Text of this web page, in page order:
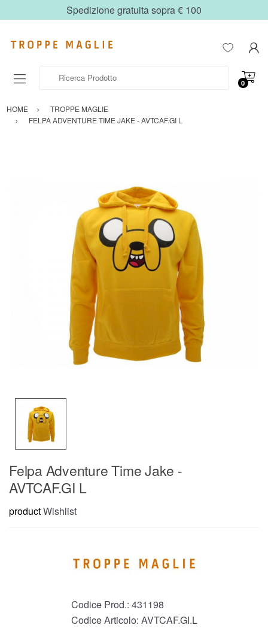
Spedizione gratuita sopra € 100
0
HOME
TROPPE MAGLIE
FELPA ADVENTURE TIME JAKE - AVTCAF.GI L
Felpa Adventure Time Jake -
AVTCAF.GI L
productWishlist
Codice Prod.: 431198
Codice Articolo: AVTCAF.GI.L